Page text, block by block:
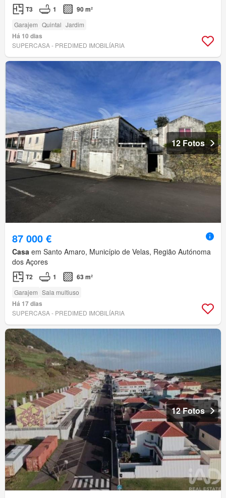
T3 1 90 m²
Garajem Quintal Jardim
Há 10 dias
SUPERCASA - PREDIMED IMOBILÍARIA
12 Fotos
87 000 €
Casa em Santo Amaro, Município de Velas, Região Autónoma
dos Açores
T2 1 63 m²
Garajem Sala multiuso
Há 17 dias
SUPERCASA - PREDIMED IMOBILÍARIA
12 Fotos